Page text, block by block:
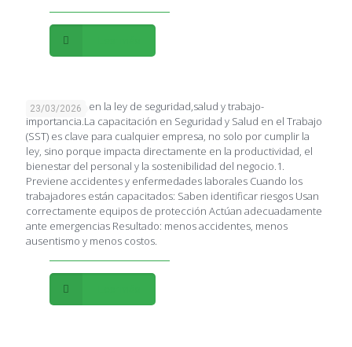
23/03/2026
Capacitación en la ley de seguridad,salud y trabajo-
importancia.La capacitación en Seguridad y Salud en el Trabajo
(SST) es clave para cualquier empresa, no solo por cumplir la
ley, sino porque impacta directamente en la productividad, el
bienestar del personal y la sostenibilidad del negocio.1.
Previene accidentes y enfermedades laborales Cuando los
trabajadores están capacitados: Saben identificar riesgos Usan
correctamente equipos de protección Actúan adecuadamente
ante emergencias Resultado: menos accidentes, menos
ausentismo y menos costos.